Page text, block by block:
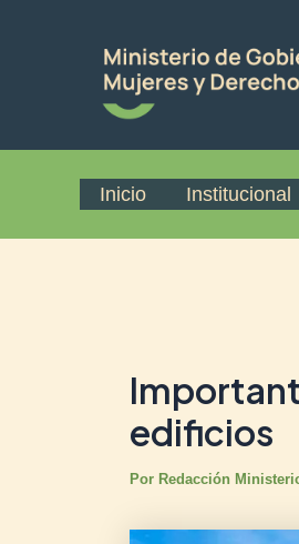
Inicio Institucional
edificios
Por Redacción
navigation